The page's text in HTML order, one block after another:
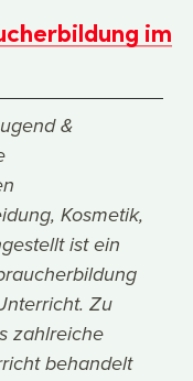
im
&
Kosmetik,
ist ein
Zu
zahlreiche
behandelt